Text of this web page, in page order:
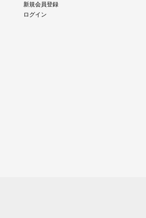
新規会員登録
ログイン